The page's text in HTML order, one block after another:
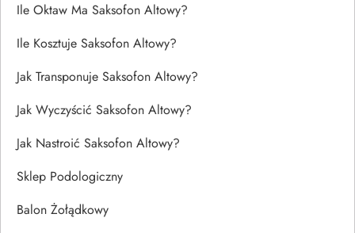
Ile Oktaw Ma Saksofon Altowy?
Ile Kosztuje Saksofon Altowy?
Jak Transponuje Saksofon Altowy?
Jak Wyczyścić Saksofon Altowy?
Jak Nastroić Saksofon Altowy?
Sklep Podologiczny
Balon Żołądkowy